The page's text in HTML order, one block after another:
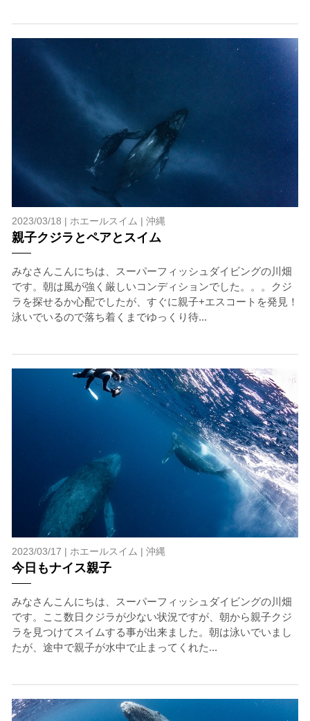
2023/03/18 | ホエールスイム | 沖縄
親子クジラとペアとスイム
みなさんこんにちは、スーパーフィッシュダイビングの川畑
です。朝は風が強く厳しいコンディションでした。。。クジ
ラを探せるか心配でしたが、すぐに親子+エスコートを発見！
泳いでいるので落ち着くまでゆっくり待...
2023/03/17 | ホエールスイム | 沖縄
今日もナイス親子
みなさんこんにちは、スーパーフィッシュダイビングの川畑
です。ここ数日クジラが少ない状況ですが、朝から親子クジ
ラを見つけてスイムする事が出来ました。朝は泳いでいまし
たが、途中で親子が水中で止まってくれた...
す。そして、これらを要因として傷害や損害が発生する場
合があります。またホエールスイムでは、これら以外にも
想定できないトラブルが発生する可能性があります。
参加者はこれらのリスクを理解し、傷害や損害につながっ
た場合、またはその他いかなる理由があっても、当ツアー
開催主催者とガイド、船舶の保有者及び船長に対して損害
賠償を請求しません。
承諾しました。
上記承諾ください。
閉じる